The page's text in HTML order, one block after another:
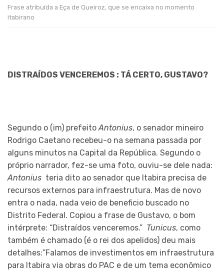
Frase atribuída a Eça de Queiroz, que se encaixa no momento
itabirano
DISTRAÍDOS VENCEREMOS : TÁ CERTO, GUSTAVO?
Segundo o (im) prefeitoAntonius, o senador mineiro
Rodrigo Caetano recebeu-o na semana passada por
alguns minutos na Capital da República. Segundo o
próprio narrador, fez-se uma foto, ouviu-se dele nada:
Antonius teria dito ao senador que Itabira precisa de
recursos externos para infraestrutura. Mas de novo
entra o nada, nada veio de beneficio buscado no
Distrito Federal. Copiou a frase de Gustavo, o bom
intérprete: “Distraídos venceremos.” Tunicus, como
também é chamado (é o rei dos apelidos) deu mais
detalhes:”Falamos de investimentos em infraestrutura
para Itabira via obras do PAC e de um tema econômico